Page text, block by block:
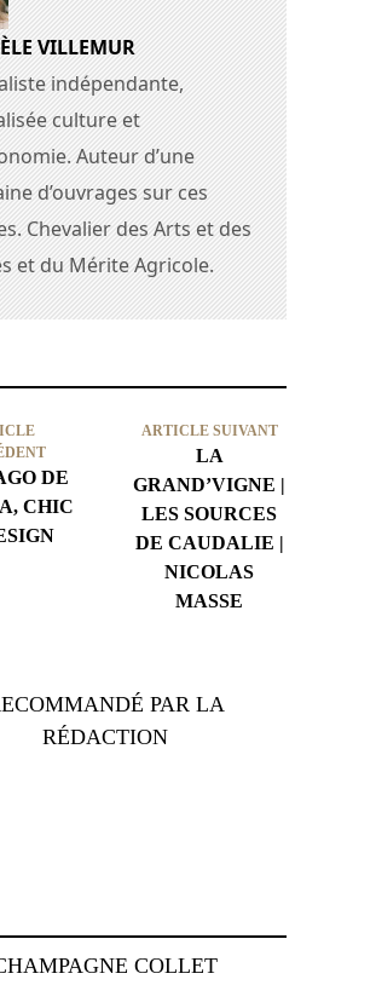
VILLEMUR
indépendante,
culture et
Auteur d’une
d’ouvrages sur ces
Chevalier des Arts et des
et du Mérite Agricole.
DE
CHIC
ARTICLE SUIVANT
LA
GRAND’VIGNE |
LES SOURCES
DE CAUDALIE |
NICOLAS
MASSE
PAR LA
RÉDACTION
COLLET